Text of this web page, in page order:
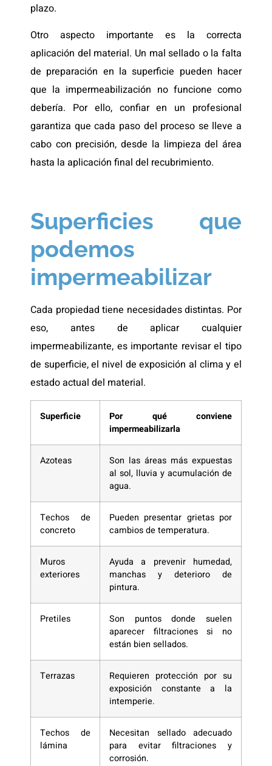
plazo.
Otro aspecto importante es la correcta
aplicación del material. Un mal sellado o la falta
de preparación en la superficie pueden hacer
que la impermeabilización no funcione como
debería. Por ello, confiar en un profesional
garantiza que cada paso del proceso se lleve a
cabo con precisión, desde la limpieza del área
hasta la aplicación final del recubrimiento.
Superficies que
podemos
impermeabilizar
Cada propiedad tiene necesidades distintas. Por
eso, antes de aplicar cualquier
impermeabilizante, es importante revisar el tipo
de superficie, el nivel de exposición al clima y el
estado actual del material.
Superficie
Por qué conviene
impermeabilizarla
Azoteas
Son las áreas más expuestas
al sol, lluvia y acumulación de
agua.
Techos de
concreto
Pueden presentar grietas por
cambios de temperatura.
Muros
exteriores
Ayuda a prevenir humedad,
manchas y deterioro de
pintura.
Pretiles
Son puntos donde suelen
aparecer filtraciones si no
están bien sellados.
Terrazas
Requieren protección por su
exposición constante a la
intemperie.
Techos de
lámina
Necesitan sellado adecuado
para evitar filtraciones y
corrosión.